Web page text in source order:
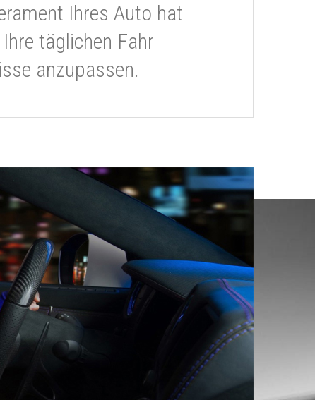
Ihres Auto hat
täglichen Fahr
anzupassen.